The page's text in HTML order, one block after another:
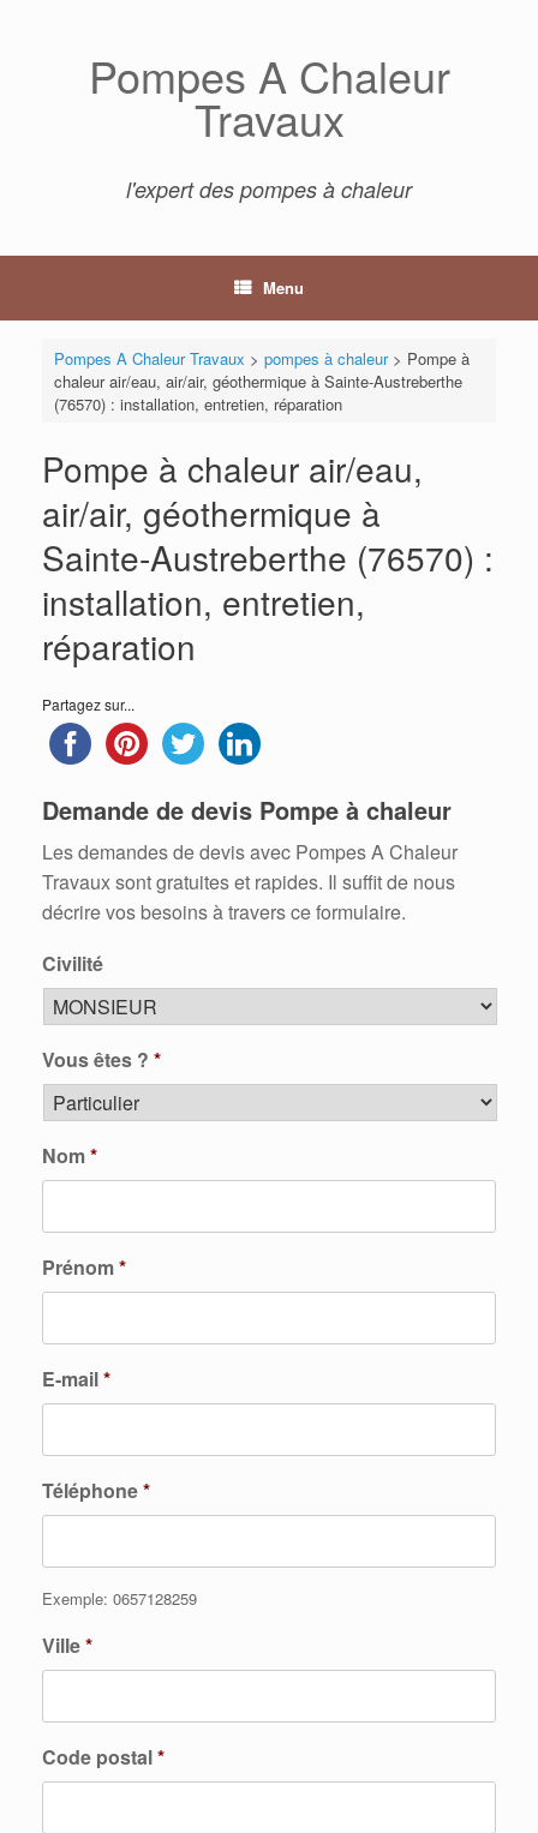
Pompes A Chaleur
Travaux
l'expert des pompes à chaleur
Menu
Pompes A Chaleur Travaux > pompes à chaleur> Pompe à
chaleur air/eau, air/air, géothermique à Sainte-Austreberthe
(76570) : installation, entretien, réparation
Pompe à chaleur air/eau,
air/air, géothermique à
Sainte-Austreberthe (76570) :
installation, entretien,
réparation
Partagez sur...
Demande de devis Pompe à chaleur
Les demandes de devis avec Pompes A Chaleur
Travaux sont gratuites et rapides. Il suffit de nous
décrire vos besoins à travers ce formulaire.
Civilité
Vous êtes ? *
Nom*
Prénom*
E-mail*
Téléphone*
Exemple: 0657128259
Ville*
Code postal*